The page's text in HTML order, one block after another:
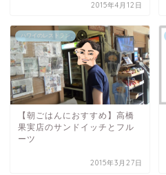
2015年4月12日
ハワイのレストラン
【朝ごはんにおすすめ】高橋
果実店のサンドイッチとフル
ーツ
2015年3月27日